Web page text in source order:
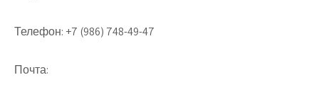
Телефон: +7 (986) 748-49-47
Почта: